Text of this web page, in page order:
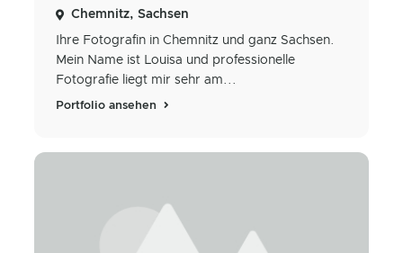
Chemnitz, Sachsen
Ihre Fotografin in Chemnitz und ganz Sachsen.
Mein Name ist Louisa und professionelle
Fotografie liegt mir sehr am...
Portfolio ansehen